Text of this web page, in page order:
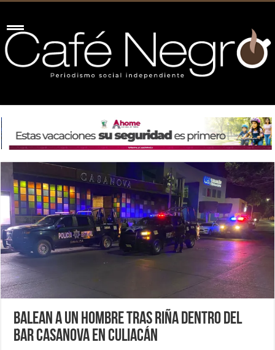
Balean a un hombre tras riña dentro del
bar Casanova en Culiacán